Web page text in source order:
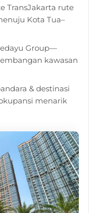
TransJakarta rute
Kota Tua–
Group—
kawasan
& destinasi
menarik